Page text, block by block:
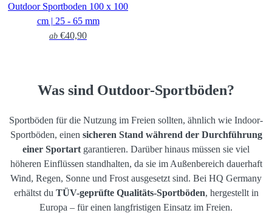
Outdoor Sportboden 100 x 100
cm | 25 - 65 mm
ab €40,90
Was sind Outdoor-Sportböden?
Sportböden für die Nutzung im Freien sollten, ähnlich wie Indoor-
Sportböden, einen sicheren Stand während der Durchführung
einer Sportart garantieren. Darüber hinaus müssen sie viel
höheren Einflüssen standhalten, da sie im Außenbereich dauerhaft
Wind, Regen, Sonne und Frost ausgesetzt sind. Bei HQ Germany
erhältst du TÜV-geprüfte Qualitäts-Sportböden, hergestellt in
Europa – für einen langfristigen Einsatz im Freien.